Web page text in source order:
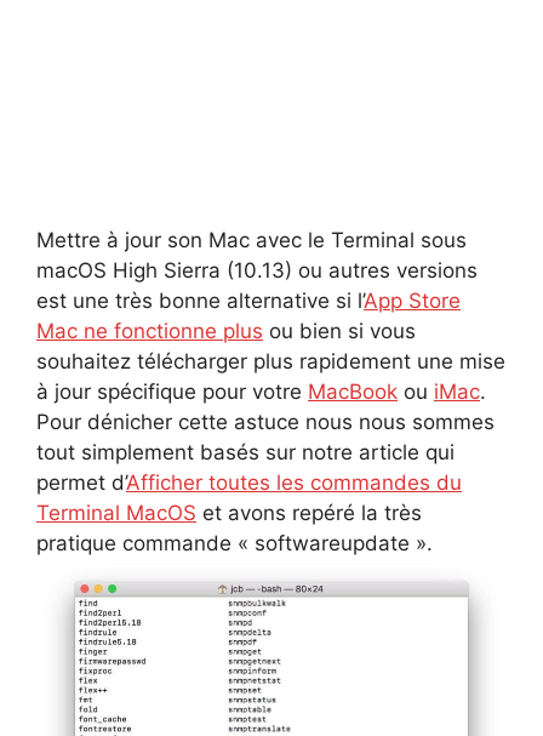
Mettre à jour son Mac avec le Terminal sous
macOS High Sierra (10.13) ou autres versions
est une très bonne alternative si l’App Store
Mac ne fonctionne plus ou bien si vous
souhaitez télécharger plus rapidement une mise
à jour spécifique pour votre MacBook ou iMac.
Pour dénicher cette astuce nous nous sommes
tout simplement basés sur notre article qui
permet d’Afficher toutes les commandes du
Terminal MacOS et avons repéré la très
pratique commande « softwareupdate ».